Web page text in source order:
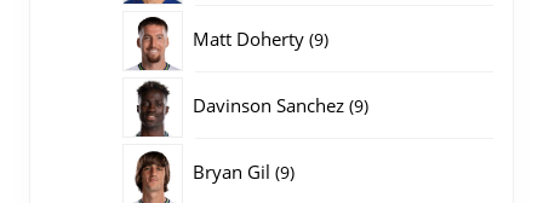
Matt Doherty 99
Davinson Sanchez 99
Bryan Gil 99